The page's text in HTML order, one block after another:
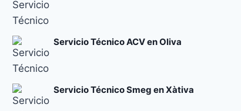
Servicio Técnico ACV en Oliva
Servicio Técnico Smeg en Xàtiva